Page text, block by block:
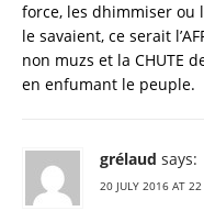
force, les dhimmiser ou
le savaient, ce serait
non muzs et la CHUTE
en enfumant le peuple.
grélaud says:
20 JULY 2016 AT